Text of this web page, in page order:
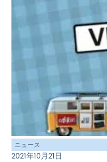
ニュース
2021年10月21日